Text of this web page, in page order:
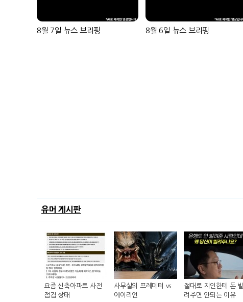
8월 7일 뉴스 브리핑 8월 6일 뉴스 브리핑
유머 게시판
요즘 신축아파트 사전
점검 상태
사무실의 프레데터 vs
에이리언
절대로 지인한테 돈 빌
려주면 안되는 이유